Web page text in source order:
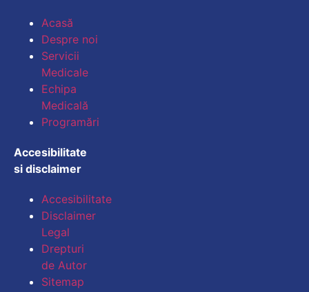
Acasă
Despre noi
Servicii
Medicale
Echipa
Medicală
Programări
Accesibilitate
si disclaimer
Accesibilitate
Disclaimer
Legal
Drepturi
de Autor
Sitemap